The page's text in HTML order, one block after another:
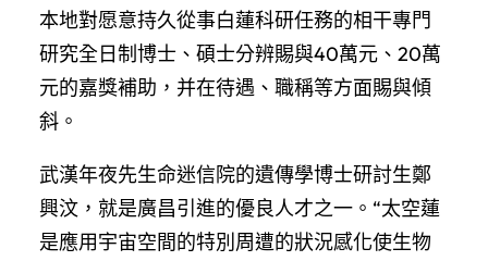
本地對愿意持久從事白蓮科研任務的相干專門
研究全日制博士、碩士分辨賜與40萬元、20萬
元的嘉獎補助，并在待遇、職稱等方面賜與傾
斜。
武漢年夜先生命迷信院的遺傳學博士研討生鄭
興汶，就是廣昌引進的優良人才之一。“太空蓮
是應用宇宙空間的特別周遭的狀況感化使生物